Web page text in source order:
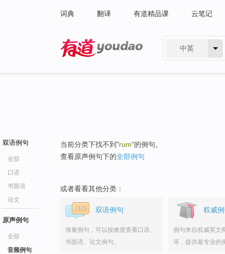
词典 翻译 有道精品课 云笔记
中英
双语例句
全部
口语
书面语
论文
原声例句
全部
音频例句
当前分类下找不到"rum"的例句。
查看原声例句下的全部例句
或者看看其他分类：
双语例句
海量例句，可以按难度查看口语、
书面语、论文例句。
权威
例句来自权威英文
等，提供最专业的